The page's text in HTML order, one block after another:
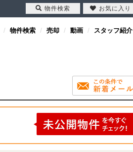
物件検索 売却 動画 スタッフ紹介
物件検索 お気に入り